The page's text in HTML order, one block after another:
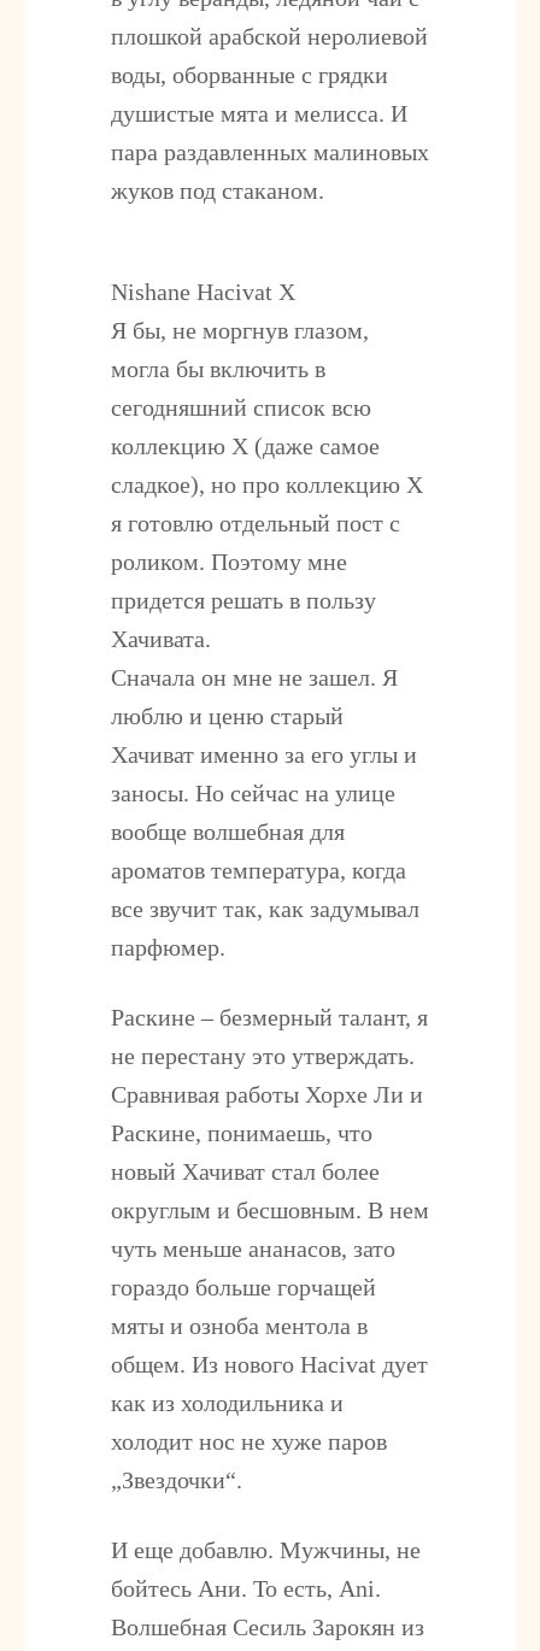
плошкой арабской неролиевой
воды, оборванные с грядки
душистые мята и мелисса. И
пара раздавленных малиновых
жуков под стаканом.
Nishane Hacivat X
Я бы, не моргнув глазом,
могла бы включить в
сегодняшний список всю
коллекцию X (даже самое
сладкое), но про коллекцию Х
я готовлю отдельный пост с
роликом. Поэтому мне
придется решать в пользу
Хачивата.
Сначала он мне не зашел. Я
люблю и ценю старый
Хачиват именно за его углы и
заносы. Но сейчас на улице
вообще волшебная для
ароматов температура, когда
все звучит так, как задумывал
парфюмер.
Раскине – безмерный талант, я
не перестану это утверждать.
Сравнивая работы Хорхе Ли и
Раскине, понимаешь, что
новый Хачиват стал более
округлым и бесшовным. В нем
чуть меньше ананасов, зато
гораздо больше горчащей
мяты и озноба ментола в
общем. Из нового Hacivat дует
как из холодильника и
холодит нос не хуже паров
„Звездочки“.
И еще добавлю. Мужчины, не
бойтесь Ани. То есть, Ani.
Волшебная Сесиль Зарокян из